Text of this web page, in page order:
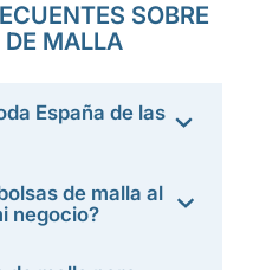
SOBRE
DE MALLA
España de las
de malla al
negocio?